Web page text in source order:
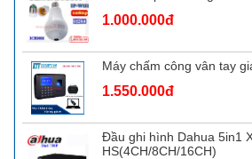
1.000.000đ
Máy chấm công vân tay
1.550.000đ
Đầu ghi hình Dahua 5in1
HS(4CH/8CH/16CH)